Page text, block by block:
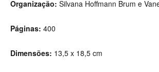
Organização: Silvana Hoffmann Brum e
Páginas: 400
Dimensões: 13,5 x 18,5 cm